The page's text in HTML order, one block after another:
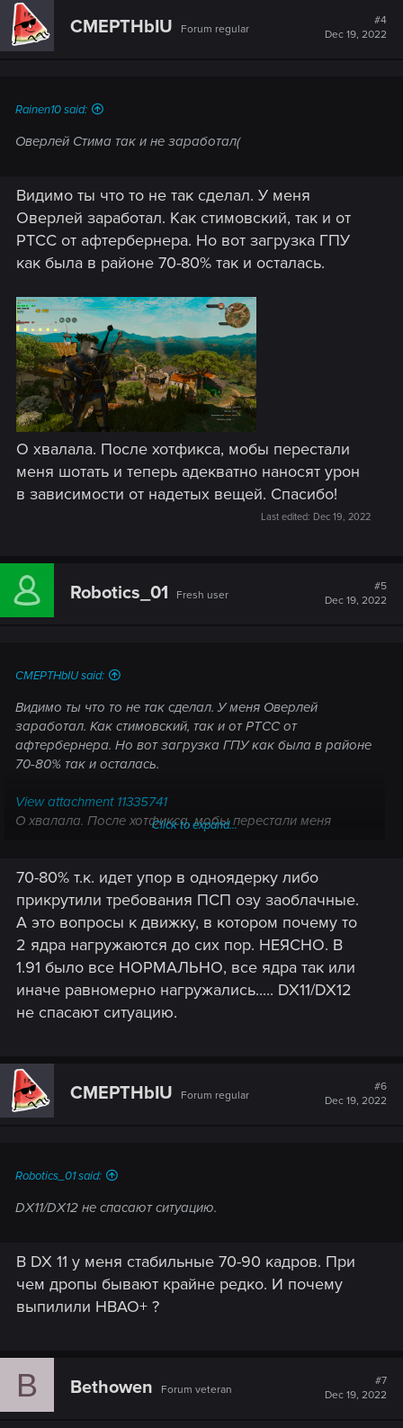
CMEPTHbIU Forum regular
#4
Dec 19, 2022
Rainen10 said:
Оверлей Стима так и не заработал(
Видимо ты что то не так сделал. У меня
Оверлей заработал. Как стимовский, так и от
РТСС от афтербернера. Но вот загрузка ГПУ
как была в районе 70-80% так и осталась.
О хвалала. После хотфикса, мобы перестали
меня шотать и теперь адекватно наносят урон
в зависимости от надетых вещей. Спасибо!
Last edited: Dec 19, 2022
Robotics_01 Fresh user
#5
Dec 19, 2022
CMEPTHbIU said:
Видимо ты что то не так сделал. У меня Оверлей
заработал. Как стимовский, так и от РТСС от
афтербернера. Но вот загрузка ГПУ как была в районе
70-80% так и осталась.
View attachment 11335741
О хвалала. После хотфикса, мобы перестали меня
Click to expand...
70-80% т.к. идет упор в одноядерку либо
прикрутили требования ПСП озу заоблачные.
А это вопросы к движку, в котором почему то
2 ядра нагружаются до сих пор. НЕЯСНО. В
1.91 было все НОРМАЛЬНО, все ядра так или
иначе равномерно нагружались..... DX11/DX12
не спасают ситуацию.
CMEPTHbIU Forum regular
#6
Dec 19, 2022
Robotics_01 said:
DX11/DX12 не спасают ситуацию.
В DX 11 у меня стабильные 70-90 кадров. При
чем дропы бывают крайне редко. И почему
выпилили HBAO+ ?
B Bethowen Forum veteran
#7
Dec 19, 2022